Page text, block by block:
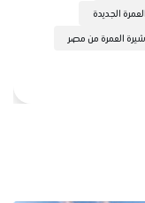
الجديدة
العمرة من مصر